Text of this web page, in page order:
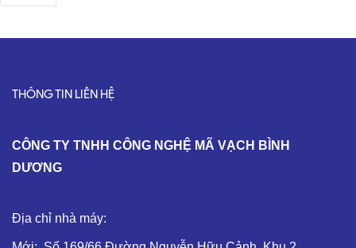
THÔNG TIN LIÊN HỆ
CÔNG TY TNHH CÔNG NGHỆ MÃ VẠCH BÌNH
DƯƠNG
Địa chỉ nhà máy: